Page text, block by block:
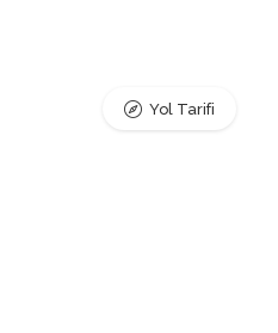
Yol Tarifi